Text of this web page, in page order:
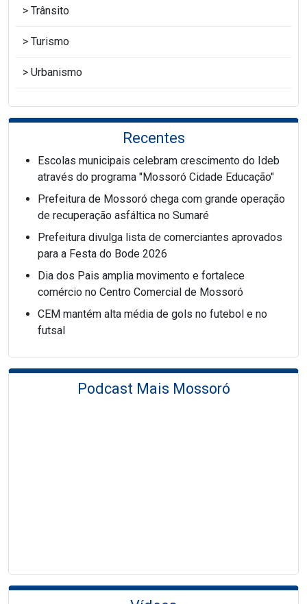
Trânsito
Turismo
Urbanismo
Recentes
Escolas municipais celebram crescimento do Ideb
através do programa "Mossoró Cidade Educação"
Prefeitura de Mossoró chega com grande operação
de recuperação asfáltica no Sumaré
Prefeitura divulga lista de comerciantes aprovados
para a Festa do Bode 2026
Dia dos Pais amplia movimento e fortalece
comércio no Centro Comercial de Mossoró
CEM mantém alta média de gols no futebol e no
futsal
Podcast Mais Mossoró